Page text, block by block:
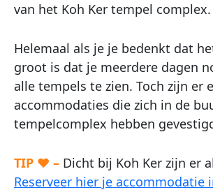
van het Koh Ker tempel complex.
Helemaal als je je bedenkt dat
groot is dat je meerdere dagen
alle tempels te zien. Toch zijn er
accommodaties die zich in de
tempelcomplex hebben
TIP ♥ – Dicht bij Koh Ker zijn er
Reserveer hier je accommodatie